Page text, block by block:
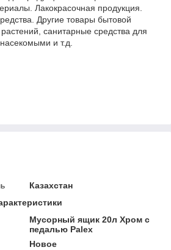
Лакокрасочная продукция.
Другие товары бытовой
санитарные средства для
и т.д.
Казахстан
Мусорный ящик 20л Хром с
педалью Palex
Новое